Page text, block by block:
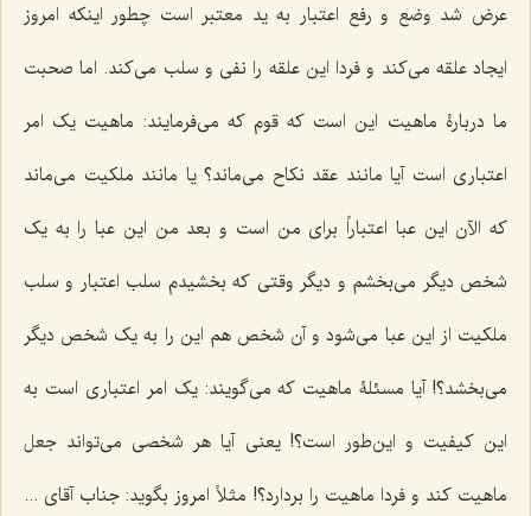
عرض شد وضع و رفع اعتبار به ید معتبر است چطور اینکه امروز
ایجاد علقه می‌کند و فردا این علقه را نفی و سلب می‌کند. اما صحبت
ما دربارۀ ماهیت این است که قوم که می‌فرمایند: ماهیت یک امر
اعتباری است آیا مانند عقد نکاح می‌ماند؟ یا مانند ملکیت می‌ماند
که الآن این عبا اعتباراً برای من است و بعد من این عبا را به یک
شخص دیگر می‌بخشم و دیگر وقتی که بخشیدم سلب اعتبار و سلب
ملکیت از این عبا می‌شود و آن شخص هم این را به یک شخص دیگر
می‌بخشد؟! آیا مسئلۀ ماهیت که می‌گویند: یک امر اعتباری است به
این کیفیت و این‌طور است؟! یعنی آیا هر شخصی می‌تواند جعل
ماهیت کند و فردا ماهیت را بردارد؟! مثلاً امروز بگوید: جناب آقای ...